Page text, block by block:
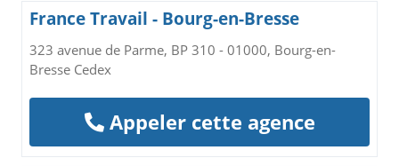
France Travail - Bourg-en-Bresse
323 avenue de Parme, BP 310 - 01000, Bourg-en-
Bresse Cedex
Appeler cette agence